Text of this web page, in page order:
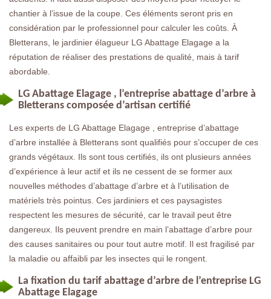
chantier à l’issue de la coupe. Ces éléments seront pris en
considération par le professionnel pour calculer les coûts. À
Bletterans, le jardinier élagueur LG Abattage Elagage a la
réputation de réaliser des prestations de qualité, mais à tarif
abordable.
LG Abattage Elagage , l’entreprise abattage d’arbre à
Bletterans composée d’artisan certifié
Les experts de LG Abattage Elagage , entreprise d’abattage
d’arbre installée à Bletterans sont qualifiés pour s’occuper de ces
grands végétaux. Ils sont tous certifiés, ils ont plusieurs années
d’expérience à leur actif et ils ne cessent de se former aux
nouvelles méthodes d’abattage d’arbre et à l’utilisation de
matériels très pointus. Ces jardiniers et ces paysagistes
respectent les mesures de sécurité, car le travail peut être
dangereux. Ils peuvent prendre en main l’abattage d’arbre pour
des causes sanitaires ou pour tout autre motif. Il est fragilisé par
la maladie ou affaibli par les insectes qui le rongent.
La fixation du tarif abattage d’arbre de l’entreprise LG
Abattage Elagage